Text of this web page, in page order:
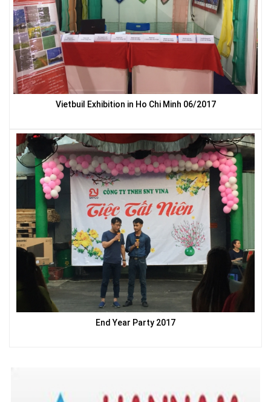
LƯỚI HÀNG RÀO HÌNH CHỮ NHẬT
LƯỚI CHẮN CÔN TRÙNG
LƯỚI CHE NẮNG
Vietbuil Exhibition in Ho Chi Minh 06/2017
End Year Party 2017